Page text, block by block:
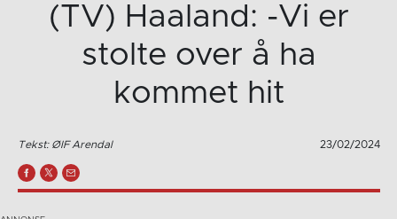
(TV) Haaland: -Vi er
stolte over å ha
kommet hit
Tekst: ØIF Arendal 23/02/2024